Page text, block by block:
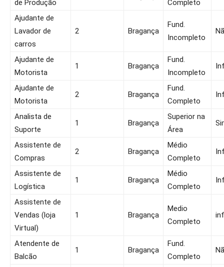
de Produção
Completo
Ajudante de
Lavador de
carros
2 Bragança
Fund.
Incompleto
Ajudante de
Motorista
1 Bragança
Fund.
Incompleto
Ajudante de
Motorista
2 Bragança
Fund.
Completo
Analista de
Suporte
1 Bragança
Superior na
Área
Assistente de
Compras
2 Bragança
Médio
Completo
Assistente de
Logística
1 Bragança
Médio
Completo
Assistente de
Vendas (loja
Virtual)
1 Bragança
Medio
Completo
Atendente de
Balcão
1 Bragança
Fund.
Completo